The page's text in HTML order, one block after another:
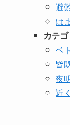
避
は
カテ
ベ
皆
夜
近